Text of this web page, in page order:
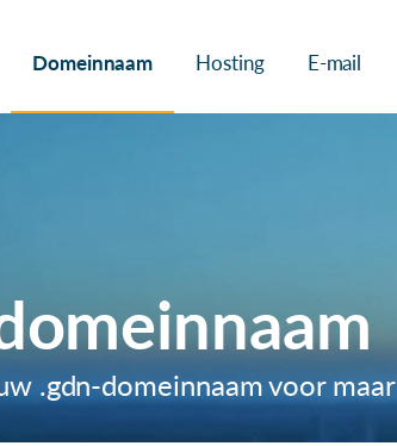
Domeinnaam Hosting E-mail
.gdn-domeinnaam voor maar